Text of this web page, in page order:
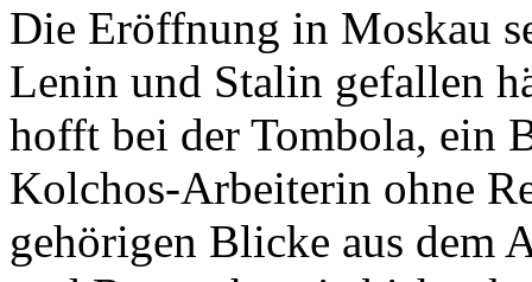
Die Eröffnung in Moskau
Lenin und Stalin gefallen
hofft bei der Tombola, ein
Kolchos-Arbeiterin ohne
gehörigen Blicke aus dem